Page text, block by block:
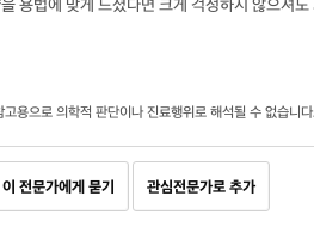
용법에 맞게 드셨다면 크게 걱정하지 않으셔도
용으로 의학적 판단이나 진료행위로 해석될 수 없습니다.
이 전문가에게 묻기 관심전문가로 추가